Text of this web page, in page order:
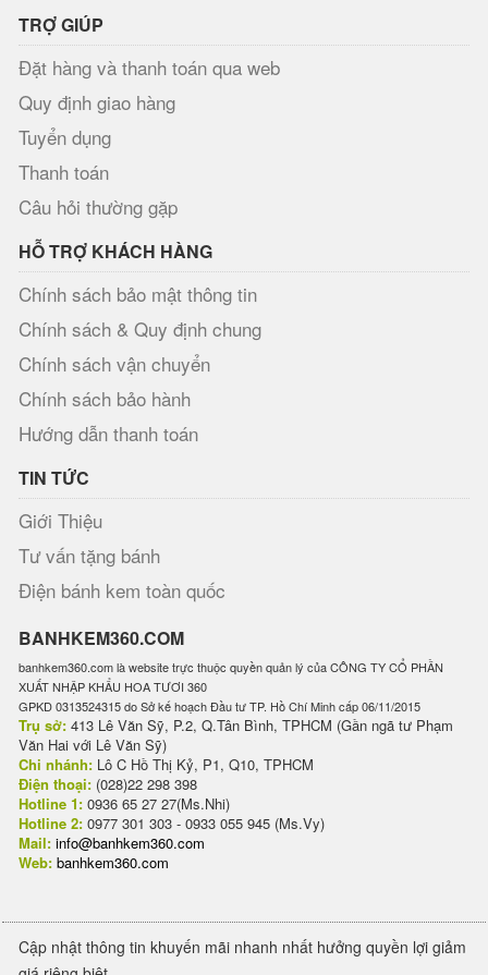
TRỢ GIÚP
Đặt hàng và thanh toán qua web
Quy định giao hàng
Tuyển dụng
Thanh toán
Câu hỏi thường gặp
HỖ TRỢ KHÁCH HÀNG
Chính sách bảo mật thông tin
Chính sách & Quy định chung
Chính sách vận chuyển
Chính sách bảo hành
Hướng dẫn thanh toán
TIN TỨC
Giới Thiệu
Tư vấn tặng bánh
Điện bánh kem toàn quốc
BANHKEM360.COM
banhkem360.com là website trực thuộc quyền quản lý của CÔNG TY CỔ PHẦN
XUẤT NHẬP KHẨU HOA TƯƠI 360
GPKD 0313524315 do Sở kế hoạch Đầu tư TP. Hồ Chí Minh cấp 06/11/2015
Trụ sở: 413 Lê Văn Sỹ, P.2, Q.Tân Bình, TPHCM (Gần ngã tư Phạm
Văn Hai với Lê Văn Sỹ)
Chi nhánh: Lô C Hồ Thị Kỷ, P1, Q10, TPHCM
Điện thoại: (028)22 298 398
Hotline 1: 0936 65 27 27(Ms.Nhi)
Hotline 2: 0977 301 303 - 0933 055 945 (Ms.Vy)
Mail: info@banhkem360.com
Web: banhkem360.com
Cập nhật thông tin khuyến mãi nhanh nhất hưởng quyền lợi giảm